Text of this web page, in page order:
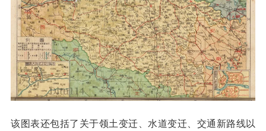
该图表还包括了关于领土变迁、水道变迁、交通新路线以